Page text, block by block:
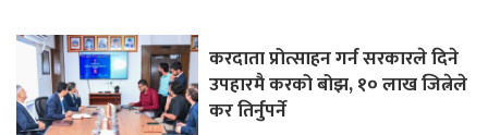
करदाता प्रोत्साहन गर्न सरकारले दिने
उपहारमै करको बोझ, १० लाख जित्नेले
कर तिर्नुपर्ने